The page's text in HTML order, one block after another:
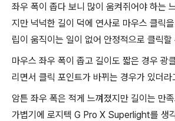
좌우 폭이 좁다 보니 많이 움켜쥐어야 하는
지만 넉넉한 길이 덕에 연사로 마우스 클릭
립이 움직이는 일이 없어 안정적으로 클릭할
마우스 좌우 폭이 좁고 길이도 짧은 경우 광
리면서 클릭 포인트가 바뀌는 경우가 있더라
암튼 좌우 폭은 적게 느껴졌지만 길이는 만
가볍기에 로지텍 G Pro X Superlight를 생